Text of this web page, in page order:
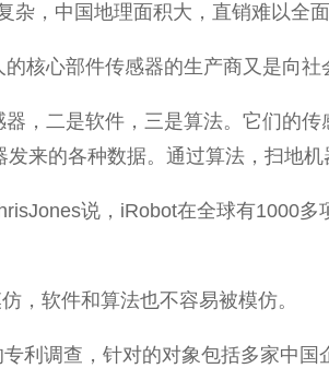
，中国地理面积大，直销难以全
核心部件传感器的生产商又是向
，二是软件，三是算法。它们的
来的各种数据。通过算法，扫地机
说，iRobot在全球有1000
，软件和算法也不容易被模仿。
利调查，针对的对象包括多家中